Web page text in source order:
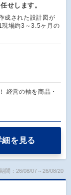
せします。
成された設計図が
現場約3～3.5ヶ月の
経営の軸を商品・
細を見る
間：26/08/07～26/08/20